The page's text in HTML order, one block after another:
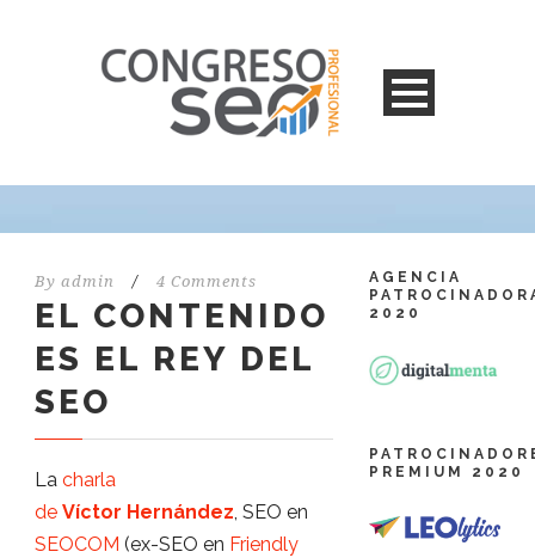
By admin / 4 Comments
EL CONTENIDO
ES EL REY DEL
SEO
La charla
de Víctor Hernández, SEO en
SEOCOM (ex-SEO en Friendly
AGENCIA
2020
PREMIUM 2020